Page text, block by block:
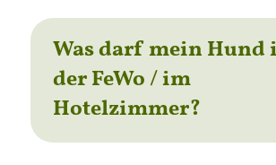
Was darf mein Hund
der FeWo / im
Hotelzimmer?